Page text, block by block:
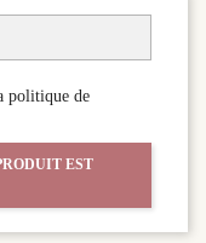
politique de
EST